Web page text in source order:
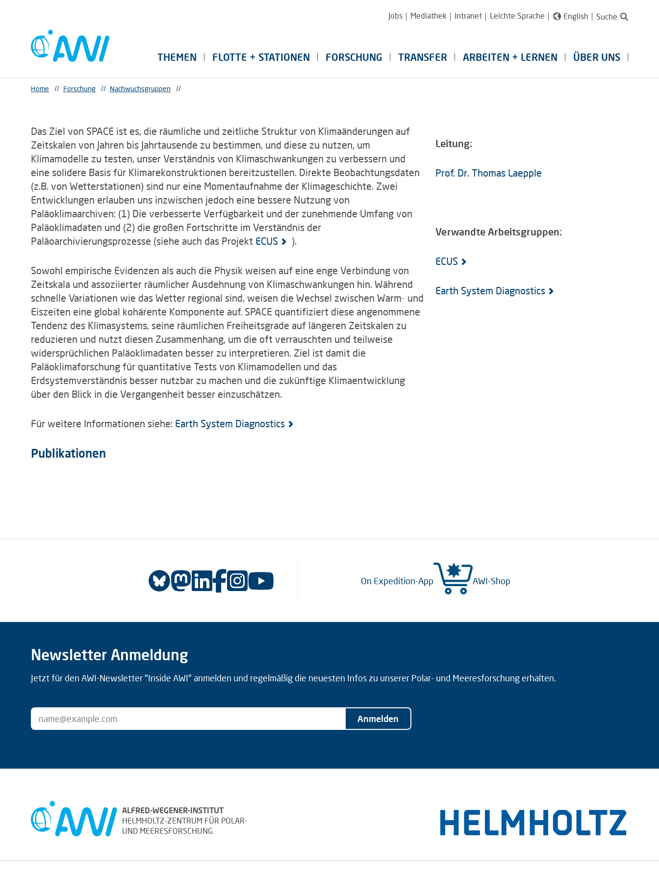
Jobs Mediathek Intranet Leichte Sprache English Suche
THEMEN FLOTTE + STATIONEN FORSCHUNG TRANSFER ARBEITEN + LERNEN ÜBER UNS
Home // Forschung // Nachwuchsgruppen //
Das Ziel von SPACE ist es, die räumliche und zeitliche Struktur von Klimaänderungen auf
Zeitskalen von Jahren bis Jahrtausende zu bestimmen, und diese zu nutzen, um
Klimamodelle zu testen, unser Verständnis von Klimaschwankungen zu verbessern und
eine solidere Basis für Klimarekonstruktionen bereitzustellen. Direkte Beobachtungsdaten
(z.B. von Wetterstationen) sind nur eine Momentaufnahme der Klimageschichte. Zwei
Entwicklungen erlauben uns inzwischen jedoch eine bessere Nutzung von
Paläoklimaarchiven: (1) Die verbesserte Verfügbarkeit und der zunehmende Umfang von
Paläoklimadaten und (2) die großen Fortschritte im Verständnis der
Paläoarchivierungsprozesse (siehe auch das Projekt ECUS ).
Sowohl empirische Evidenzen als auch die Physik weisen auf eine enge Verbindung von
Zeitskala und assoziierter räumlicher Ausdehnung von Klimaschwankungen hin. Während
schnelle Variationen wie das Wetter regional sind, weisen die Wechsel zwischen Warm- und
Eiszeiten eine global kohärente Komponente auf. SPACE quantifiziert diese angenommene
Tendenz des Klimasystems, seine räumlichen Freiheitsgrade auf längeren Zeitskalen zu
reduzieren und nutzt diesen Zusammenhang, um die oft verrauschten und teilweise
widersprüchlichen Paläoklimadaten besser zu interpretieren. Ziel ist damit die
Paläoklimaforschung für quantitative Tests von Klimamodellen und das
Erdsystemverständnis besser nutzbar zu machen und die zukünftige Klimaentwicklung
über den Blick in die Vergangenheit besser einzuschätzen.
Für weitere Informationen siehe: Earth System Diagnostics
Publikationen
Leitung:
Prof. Dr. Thomas Laepple
Verwandte Arbeitsgruppen:
ECUS
Earth System Diagnostics
On Expedition-App AWI-Shop
Newsletter Anmeldung
Jetzt für den AWI-Newsletter "Inside AWI" anmelden und regelmäßig die neuesten Infos zu unserer Polar- und Meeresforschung erhalten.
Anmelden
ALFRED-WEGENER-INSTITUT
HELMHOLTZ-ZENTRUM FÜR POLAR-
UND MEERESFORSCHUNG